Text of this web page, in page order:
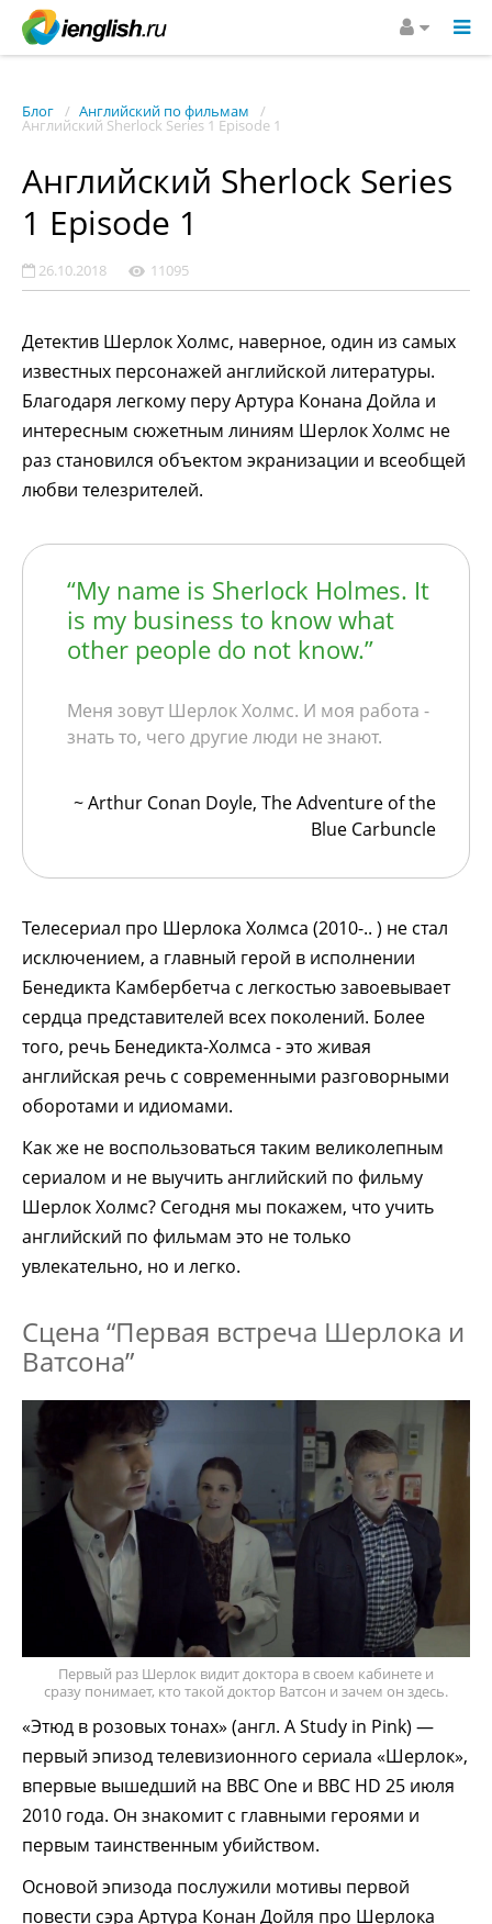
Блог Английский по фильмам
Английский Sherlock Series 1 Episode 1
Английский Sherlock Series
1 Episode 1
26.10.2018 11095
Детектив Шерлок Холмс, наверное, один из самых
известных персонажей английской литературы.
Благодаря легкому перу Артура Конана Дойла и
интересным сюжетным линиям Шерлок Холмс не
раз становился объектом экранизации и всеобщей
любви телезрителей.
“My name is Sherlock Holmes. It
is my business to know what
other people do not know.”
Меня зовут Шерлок Холмс. И моя работа -
знать то, чего другие люди не знают.
~ Arthur Conan Doyle, The Adventure of the
Blue Carbuncle
Телесериал про Шерлока Холмса (2010-.. ) не стал
исключением, а главный герой в исполнении
Бенедикта Камбербетча с легкостью завоевывает
сердца представителей всех поколений. Более
того, речь Бенедикта-Холмса - это живая
английская речь с современными разговорными
оборотами и идиомами.
Как же не воспользоваться таким великолепным
сериалом и не выучить английский по фильму
Шерлок Холмс? Сегодня мы покажем, что учить
английский по фильмам это не только
увлекательно, но и легко.
Сцена “Первая встреча Шерлока и
Ватсона”
Первый раз Шерлок видит доктора в своем кабинете и
сразу понимает, кто такой доктор Ватсон и зачем он здесь.
«Этюд в розовых тонах» (англ. A Study in Pink) —
первый эпизод телевизионного сериала «Шерлок»,
впервые вышедший на BBC One и BBC HD 25 июля
2010 года. Он знакомит с главными героями и
первым таинственным убийством.
Основой эпизода послужили мотивы первой
повести сэра Артура Конан Дойля про Шерлока